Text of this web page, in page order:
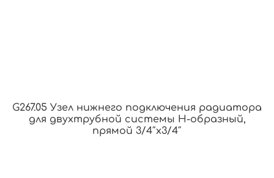
G267.05 Узел нижнего подключения радиатора
для двухтрубной системы Н-образный,
прямой 3/4″х3/4″